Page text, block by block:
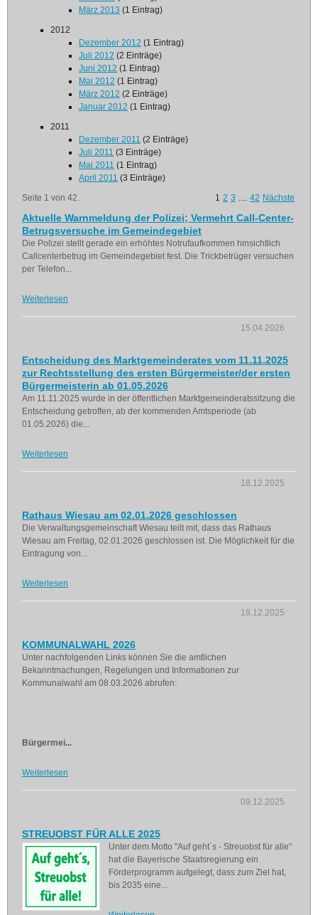
März 2013 (1 Eintrag)
2012
Dezember 2012 (1 Eintrag)
Juli 2012 (2 Einträge)
Juni 2012 (1 Eintrag)
Mai 2012 (1 Eintrag)
März 2012 (2 Einträge)
Januar 2012 (1 Eintrag)
2011
Dezember 2011 (2 Einträge)
Juli 2011 (3 Einträge)
Mai 2011 (1 Eintrag)
April 2011 (3 Einträge)
Seite 1 von 42.
1 2 3 .... 42 Nächste
Aktuelle Warnmeldung der Polizei; Vermehrt Call-Center-
Betrugsversuche im Gemeindegebiet
Die Polizei stellt gerade ein erhöhtes Notrufaufkommen hinsichtlich
Callcenterbetrug im Gemeindegebiet fest. Die Trickbetrüger versuchen
per Telefon...
Weiterlesen
15.04.2026
Entscheidung des Marktgemeinderates vom 11.11.2025
zur Rechtsstellung des ersten Bürgermeister/der ersten
Bürgermeisterin ab 01.05.2026
Am 11.11.2025 wurde in der öffentlichen Marktgemeinderatssitzung die
Entscheidung getroffen, ab der kommenden Amtsperiode (ab
01.05.2026) die...
Weiterlesen
18.12.2025
Rathaus Wiesau am 02.01.2026 geschlossen
Die Verwaltungsgemeinschaft Wiesau teilt mit, dass das Rathaus
Wiesau am Freitag, 02.01.2026 geschlossen ist. Die Möglichkeit für die
Eintragung von...
Weiterlesen
18.12.2025
KOMMUNALWAHL 2026
Unter nachfolgenden Links können Sie die amtlichen
Bekanntmachungen, Regelungen und Informationen zur
Kommunalwahl am 08.03.2026 abrufen:
Bürgermei...
Weiterlesen
09.12.2025
STREUOBST FÜR ALLE 2025
Unter dem Motto "Auf geht´s - Streuobst für alle"
hat die Bayerische Staatsregierung ein
Förderprogramm aufgelegt, dass zum Ziel hat,
bis 2035 eine...